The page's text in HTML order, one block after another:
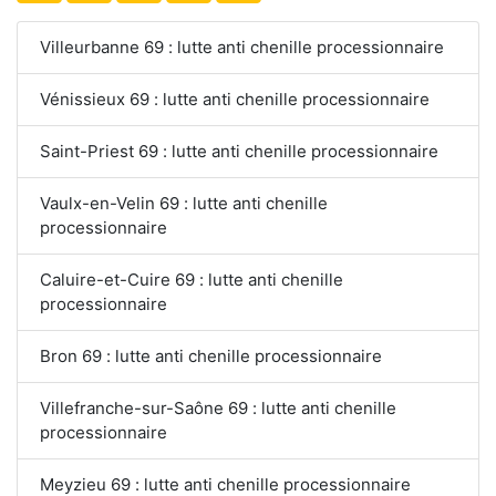
Villeurbanne 69 : lutte anti chenille processionnaire
Vénissieux 69 : lutte anti chenille processionnaire
Saint-Priest 69 : lutte anti chenille processionnaire
Vaulx-en-Velin 69 : lutte anti chenille
processionnaire
Caluire-et-Cuire 69 : lutte anti chenille
processionnaire
Bron 69 : lutte anti chenille processionnaire
Villefranche-sur-Saône 69 : lutte anti chenille
processionnaire
Meyzieu 69 : lutte anti chenille processionnaire